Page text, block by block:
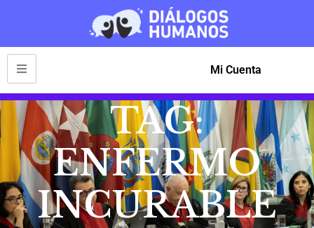
Mi Cuenta
TAG:
ENFERMO
INCURABLE